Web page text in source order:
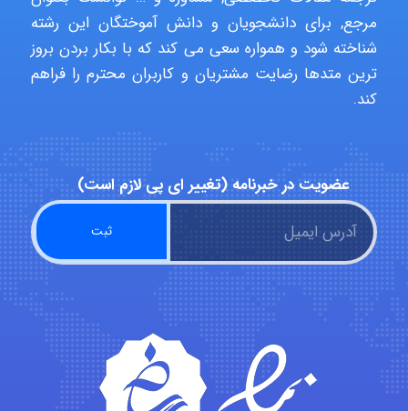
ehtesham
Chehri
roya_boostani
amir
مرجع, برای دانشجویان و دانش آموختگان این رشته
شناخته شود و همواره سعی می کند که با بکار بردن بروز
ترین متدها رضایت مشتریان و کاربران محترم را فراهم
کند.
عضویت در خبرنامه (تغییر ای پی لازم است)